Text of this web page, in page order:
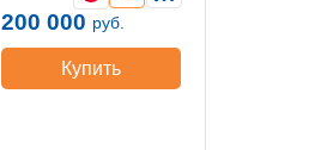
200 000 руб.
Купить